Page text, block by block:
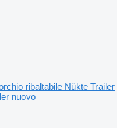
ribaltabile Nükte Trailer
nuovo